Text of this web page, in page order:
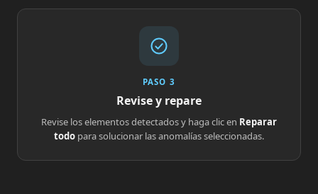
PASO 3
Revise y repare
Revise los elementos detectados y haga clic en Reparar
todo para solucionar las anomalías seleccionadas.